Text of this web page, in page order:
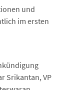
und
im ersten
Srikantan, VP